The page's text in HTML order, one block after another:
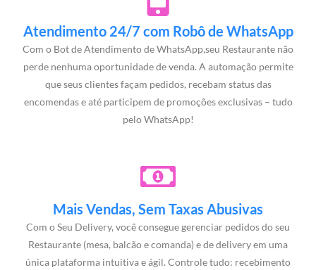
Atendimento 24/7 com Robô de WhatsApp
Com o Bot de Atendimento de WhatsApp,seu Restaurante não
perde nenhuma oportunidade de venda. A automação permite
que seus clientes façam pedidos, recebam status das
encomendas e até participem de promoções exclusivas – tudo
pelo WhatsApp!
Mais Vendas, Sem Taxas Abusivas
Com o Seu Delivery, você consegue gerenciar pedidos do seu
Restaurante (mesa, balcão e comanda) e de delivery em uma
única plataforma intuitiva e ágil. Controle tudo: recebimento